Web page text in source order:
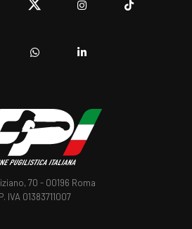
70 - 00196 Roma
P. IVA 01383711007